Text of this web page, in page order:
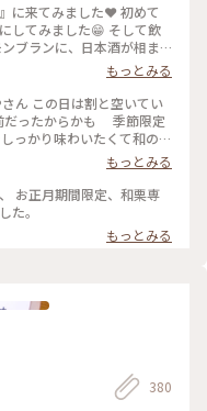
てみました❤️ 初めて
してみました😁 そして飲
うじ茶などもありますの
もっとみる
だったからかも 季節限定
っかり味わいたくて和のモ
うやら単品は無くなった
ンは栗🌰と砂糖のみ 最後
蜜は寒天にかけていただ
ていますのでご注意を 都
GUN ３回目は大画面の
もっとみる
お正月期間限定、和栗専
た。
もっとみる
380